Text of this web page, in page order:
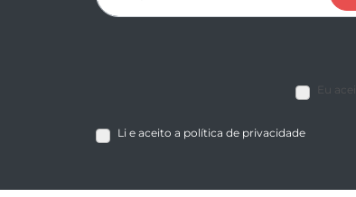
Eu
Li e aceito a política de privacidade